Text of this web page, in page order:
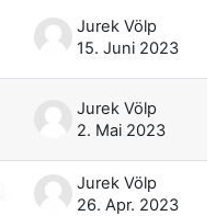
Jurek Völp
15. Juni 2023
Jurek Völp
2. Mai 2023
Jurek Völp
26. Apr. 2023